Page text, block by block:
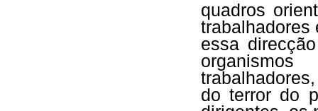
quadros
trabalhadores
essa
do terror do